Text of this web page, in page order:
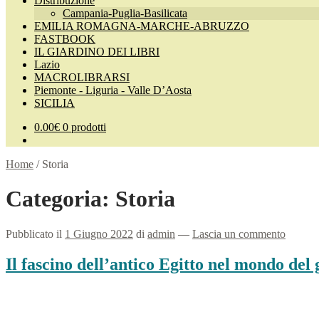
Campania-Puglia-Basilicata
EMILIA ROMAGNA-MARCHE-ABRUZZO
FASTBOOK
IL GIARDINO DEI LIBRI
Lazio
MACROLIBRARSI
Piemonte - Liguria - Valle D’Aosta
SICILIA
0.00€ 0 prodotti
Home / Storia
Categoria: Storia
Pubblicato il 1 Giugno 2022 di admin — Lascia un commento
Il fascino dell’antico Egitto nel mondo del